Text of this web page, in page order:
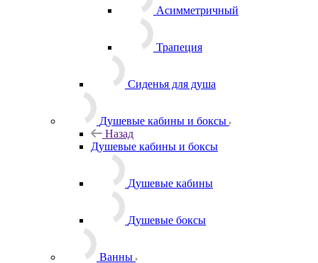
Асимметричный
Трапеция
Сиденья для душа
Душевые кабины и боксы
Назад
Душевые кабины и боксы
Душевые кабины
Душевые боксы
Ванны